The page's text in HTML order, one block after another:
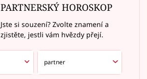
PARTNERSKÝ HOROSKOP
Jste si souzení? Zvolte znamení a
zjistěte, jestli vám hvězdy přejí.